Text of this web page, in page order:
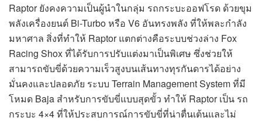
Raptor ยังคงความเป็นผู้นำในกลุ่ม รถกระบะออฟโรด ด้วยขุม
พลังเครื่องยนต์ Bi-Turbo หรือ V6 อันทรงพลัง ที่ให้พละกำลัง
มหาศาล สิ่งที่ทำให้ Raptor แตกต่างคือระบบช่วงล่าง Fox
Racing Shox ที่ได้รับการปรับแต่งมาเป็นพิเศษ ซึ่งช่วยให้
สามารถขับขี่ด้วยความเร็วสูงบนเส้นทางทุรกันดารได้อย่าง
มั่นคงและปลอดภัย ระบบ Terrain Management System ที่มี
โหมด Baja สำหรับการขับขี่แบบสุดขั้ว ทำให้ Raptor เป็น รถ
กระบะ 4×4 ที่ให้ประสบการณ์การขับขี่ที่น่าตื่นเต้นและไม่